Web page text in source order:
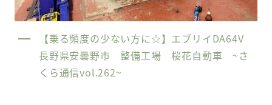
【乗る頻度の少ない方に☆】エブリイDA64V
長野県安曇野市 整備工場 桜花自動車 ~さ
くら通信vol.262~